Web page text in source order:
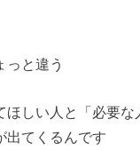
っと違う
ほしい人と「必要
出てくるんです